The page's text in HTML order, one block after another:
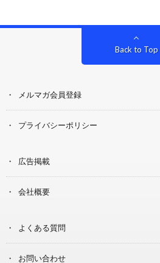
Back to Top
メルマガ会員登録
プライバシーポリシー
広告掲載
会社概要
よくある質問
お問い合わせ